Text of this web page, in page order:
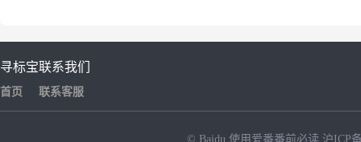
寻标宝
首页
联系我们
联系客服
© Baidu 使用爱番番前必读 沪ICP